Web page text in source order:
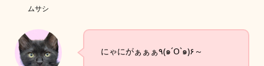
ムサシ
にゃにがぁぁぁ٩(๑´O`๑)۶～